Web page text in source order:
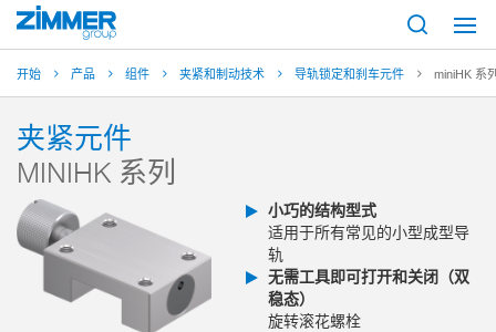
开始 产品 组件 夹紧和制动技术 导轨锁定和刹车元件 miniHK 系
夹紧元件
MINIHK 系列
小巧的结构型式
适用于所有常见的小型成型导
轨
无需工具即可打开和关闭（双
稳态）
旋转滚花螺栓